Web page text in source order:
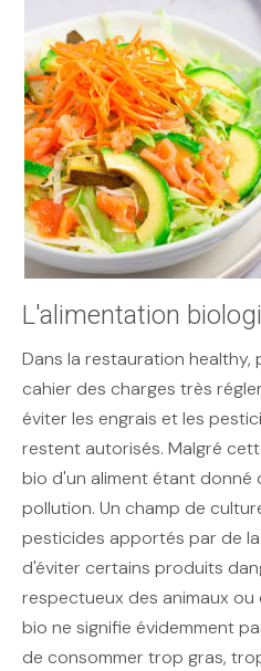
L'alimentation
Dans la restauration
cahier des charges très
éviter les engrais et les
restent autorisés. Malgré
bio d'un aliment étant
pollution. Un champ de
pesticides apportés par de
d'éviter certains produits
respectueux des animaux
bio ne signifie évidemment
de consommer trop gras,